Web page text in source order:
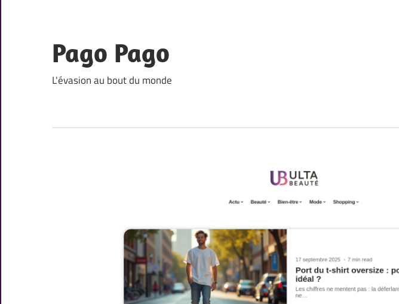
content
Pago Pago
L'évasion au bout du monde